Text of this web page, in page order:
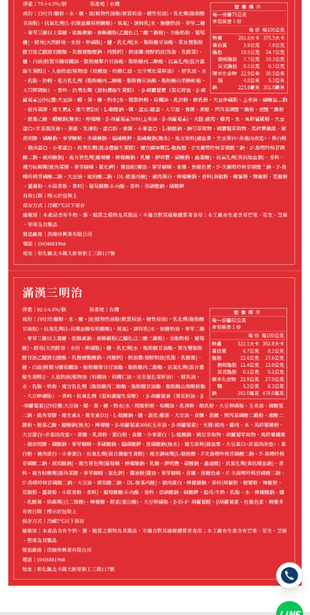
NT$ 1,088
剩12件
請選購商品（任選 4 件）
招牌火腿*1 − +
原味起司*1 − +
藍莓*1 − +
草莓*1 − +
麥類火腿*1